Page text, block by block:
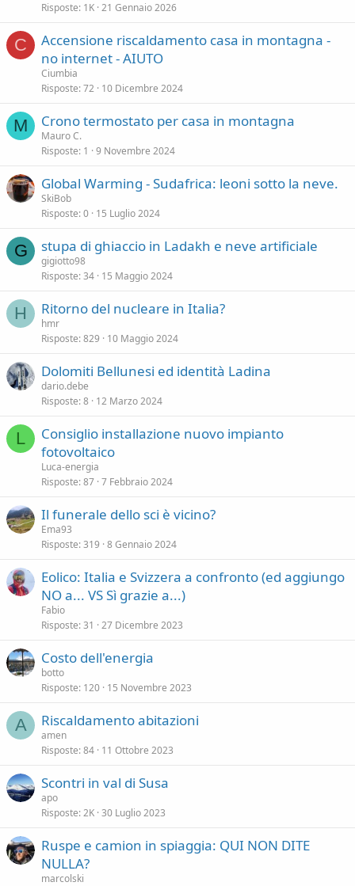
Risposte 1K 21 Gennaio 2026
C
Accensione riscaldamento casa in montagna -
no internet - AIUTO
Ciumbia
Risposte 72 10 Dicembre 2024
M Crono termostato per casa in montagna
Mauro C.
Risposte 1 9 Novembre 2024
Global Warming - Sudafrica: leoni sotto la neve.
SkiBob
Risposte 0 15 Luglio 2024
G stupa di ghiaccio in Ladakh e neve artificiale
gigiotto98
Risposte 34 15 Maggio 2024
H Ritorno del nucleare in Italia?
hmr
Risposte 829 10 Maggio 2024
Dolomiti Bellunesi ed identità Ladina
dario.debe
Risposte 8 12 Marzo 2024
L
Consiglio installazione nuovo impianto
fotovoltaico
Luca-energia
Risposte 87 7 Febbraio 2024
Il funerale dello sci è vicino?
Ema93
Risposte 319 8 Gennaio 2024
Eolico: Italia e Svizzera a confronto (ed aggiungo
NO a... VS Sì grazie a...)
Fabio
Risposte 31 27 Dicembre 2023
Costo dell'energia
botto
Risposte 120 15 Novembre 2023
A Riscaldamento abitazioni
amen
Risposte 84 11 Ottobre 2023
Scontri in val di Susa
apo
Risposte 2K 30 Luglio 2023
Ruspe e camion in spiaggia: QUI NON DITE
NULLA?
marcolski